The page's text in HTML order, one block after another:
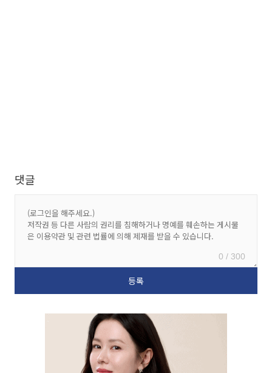
댓글
0 / 300